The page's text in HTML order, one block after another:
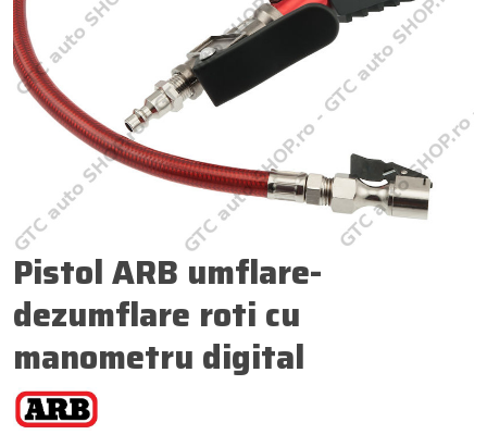
Pistol ARB umflare-
dezumflare roti cu
manometru digital